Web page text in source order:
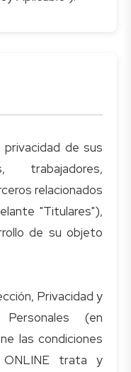
privacidad de sus
trabajadores,
relacionados
"Titulares"),
de su objeto
Privacidad y
(en
las condiciones
ONLINE trata y